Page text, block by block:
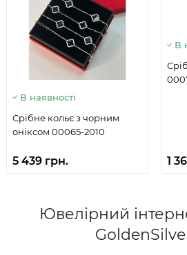
В наявності
Срібне кольє з чорним
оніксом 00065-2010
5 439 грн.
В
1
Ювелірний